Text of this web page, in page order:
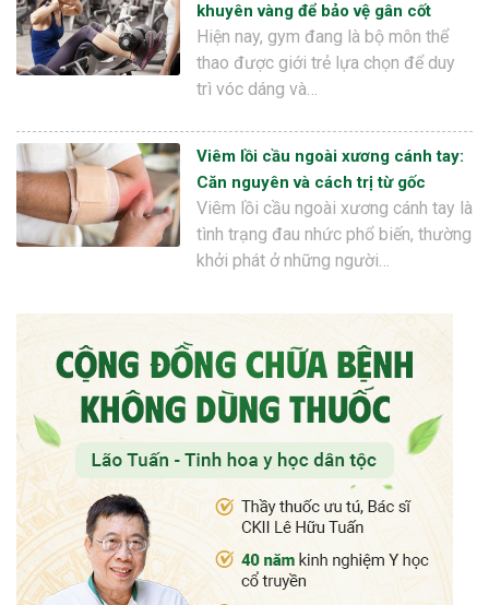
khuyên vàng để bảo vệ gân cốt
Hiện nay, gym đang là bộ môn thể
thao được giới trẻ lựa chọn để duy
trì vóc dáng và…
Viêm lồi cầu ngoài xương cánh tay:
Căn nguyên và cách trị từ gốc
Viêm lồi cầu ngoài xương cánh tay là
tình trạng đau nhức phổ biến, thường
khởi phát ở những người…